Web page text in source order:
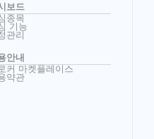
보드
종목
기능
관리
안내
커 마켓플레이스
약관